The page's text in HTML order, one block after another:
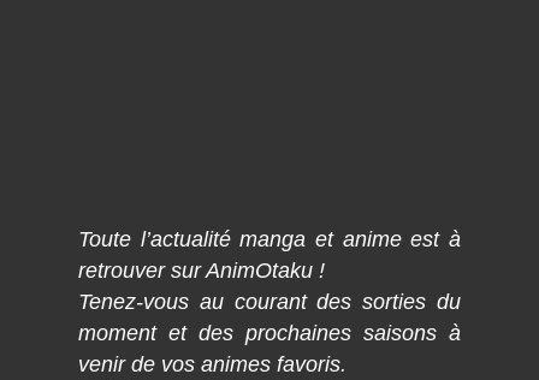
Toute l’actualité manga et anime est à
retrouver sur AnimOtaku !
Tenez-vous au courant des sorties du
moment et des prochaines saisons à
venir de vos animes favoris.